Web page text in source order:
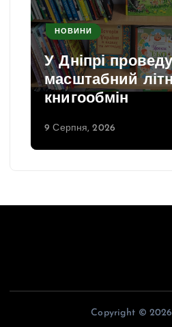
НОВИНИ
У Дніпрі
масштабний
книгообмін
9 Серпня, 2026
Copyright ©